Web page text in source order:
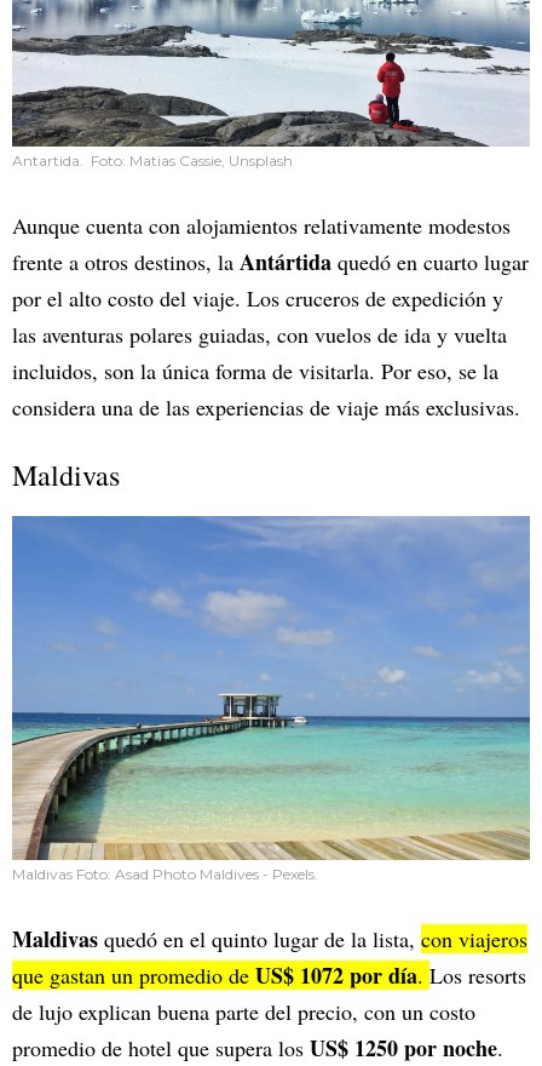
Antartida. Foto: Matias Cassie, Unsplash
Aunque cuenta con alojamientos relativamente modestos
frente a otros destinos, la Antártida quedó en cuarto lugar
por el alto costo del viaje. Los cruceros de expedición y
las aventuras polares guiadas, con vuelos de ida y vuelta
incluidos, son la única forma de visitarla. Por eso, se la
considera una de las experiencias de viaje más exclusivas.
Maldivas
Maldivas Foto: Asad Photo Maldives - Pexels.
Maldivas quedó en el quinto lugar de la lista, con viajeros
que gastan un promedio de US$ 1072 por día. Los resorts
de lujo explican buena parte del precio, con un costo
promedio de hotel que supera los US$ 1250 por noche.